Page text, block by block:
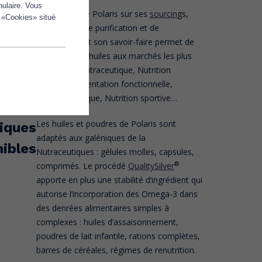
La maîtrise de Polaris sur ses sourcings,
ses process de purification et de
stabilisation et son savoir-faire permet de
proposer des huiles aux marchés les plus
exigeants : Nutraceutique, Nutrition
infantile, Alimentation fonctionnelle,
Nutrition clinique, Nutrition sportive…
Les huiles et poudres de Polaris sont
adaptés aux galéniques de la
Nutraceutiques : gélules molles, capsules,
comprimés. Le procédé QualitySilver®
apporte en plus une stabilité d’ingrédient qui
autorise l’incorporation des Omega-3 dans
des denrées alimentaires simples à
complexes : huiles d’assaisonnement,
poudres de lait infantile, rations complètes,
barres de céréales, régimes de renutrition.
Vous
situé